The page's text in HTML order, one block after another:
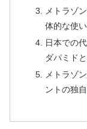
メトラゾ
体的な使
日本での
ダパミド
メトラゾ
ントの独